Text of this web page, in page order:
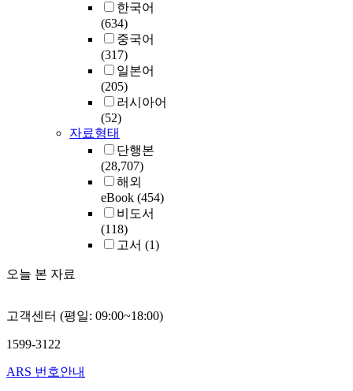
한국어
(634)
중국어
(317)
일본어
(205)
러시아어
(52)
자료형태
단행본
(28,707)
해외
eBook (454)
비도서
(118)
고서 (1)
오늘 본 자료
고객센터 (평일: 09:00~18:00)
1599-3122
ARS 번호안내